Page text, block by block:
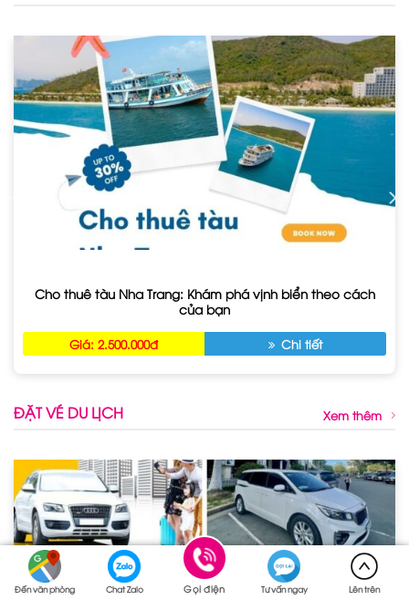
Cho thuê tàu Nha Trang: Khám phá vịnh biển theo cách
của bạn
Giá: 2.500.000đ Chi tiết
ĐẶT VÉ DU LỊCH Xem thêm
Đến văn phòng Chat Zalo Gọi điện Tư vấn ngay Lên trên